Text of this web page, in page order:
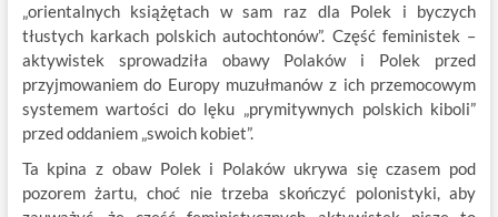
„orientalnych książętach w sam raz dla Polek i byczych
tłustych karkach polskich autochtonów”. Część feministek –
aktywistek sprowadziła obawy Polaków i Polek przed
przyjmowaniem do Europy muzułmanów z ich przemocowym
systemem wartości do lęku „prymitywnych polskich kiboli”
przed oddaniem „swoich kobiet”.
Ta kpina z obaw Polek i Polaków ukrywa się czasem pod
pozorem żartu, choć nie trzeba skończyć polonistyki, aby